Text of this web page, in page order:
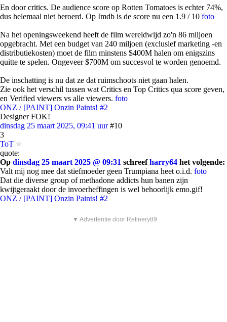
En door critics. De audience score op Rotten Tomatoes is echter 74%,
dus helemaal niet beroerd. Op Imdb is de score nu een 1.9 / 10 foto
Na het openingsweekend heeft de film wereldwijd zo'n 86 miljoen
opgebracht. Met een budget van 240 miljoen (exclusief marketing -en
distributiekosten) moet de film minstens $400M halen om enigszins
quitte te spelen. Ongeveer $700M om succesvol te worden genoemd.
De inschatting is nu dat ze dat ruimschoots niet gaan halen.
Zie ook het verschil tussen wat Critics en Top Critics qua score geven,
en Verified viewers vs alle viewers. foto
ONZ / [PAINT] Onzin Paints! #2
Designer FOK!
dinsdag 25 maart 2025, 09:41 uur #10
3
ToT
quote:
Op dinsdag 25 maart 2025 @ 09:31 schreefharry64 het volgende:
Valt mij nog mee dat stiefmoeder geen Trumpiana heet o.i.d. foto
Dat die diverse group of methadone addicts hun banen zijn
kwijtgeraakt door de invoerheffingen is wel behoorlijk emo.gif!
ONZ / [PAINT] Onzin Paints! #2
▼ Advertentie door Refinery89